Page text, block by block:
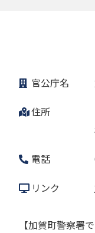
官公庁名
住所
電話
リンク
【加賀町警察署